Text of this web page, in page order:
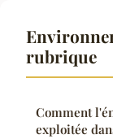
rubrique
Comment
exploitée